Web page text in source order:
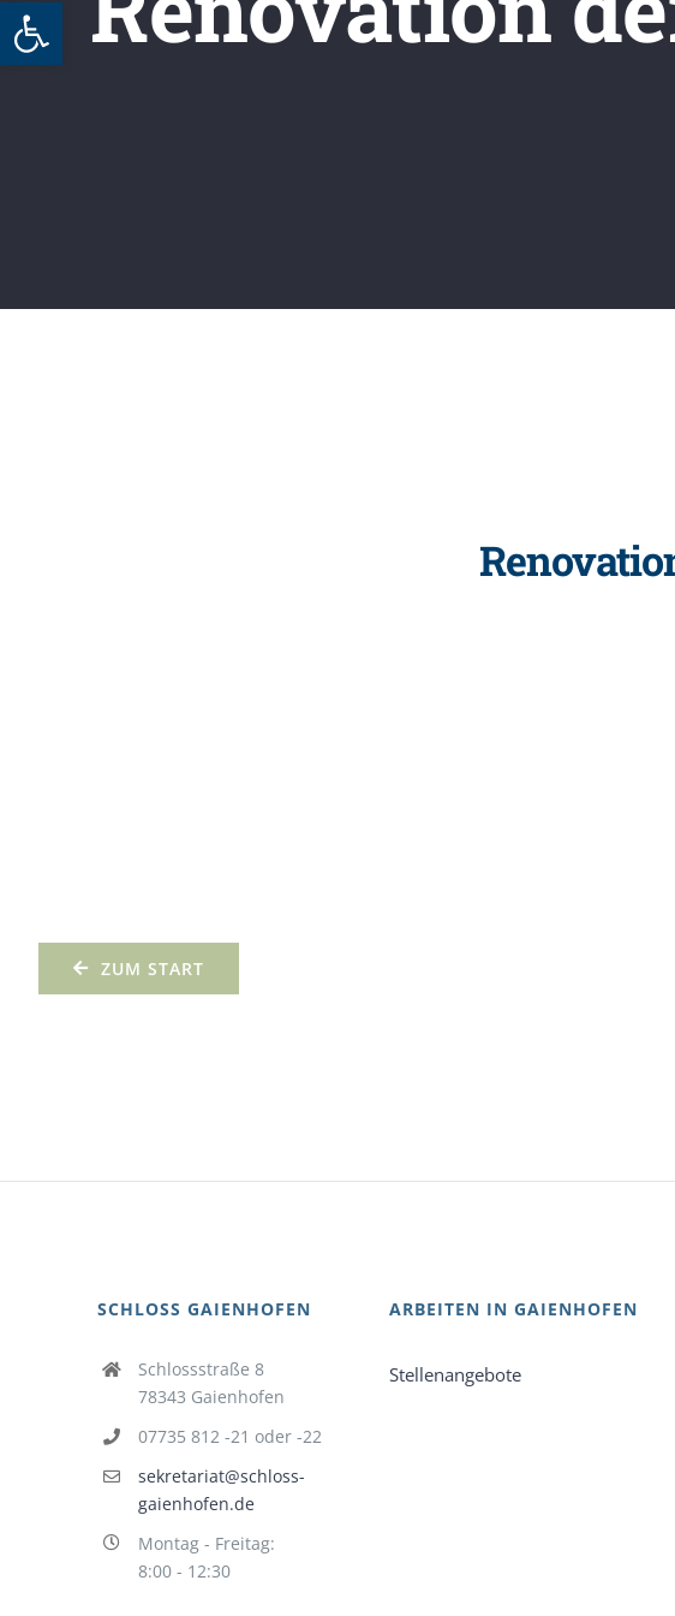
Werkzeugleiste öffnen
ZUM START
SCHLOSS GAIENHOFEN
Schlossstraße 8
78343 Gaienhofen
07735 812 -21 oder -22
sekretariat@schloss-
gaienhofen.de
Montag - Freitag:
8:00 - 12:30
ARBEITEN IN GAIENHOFEN
Stellenangebote